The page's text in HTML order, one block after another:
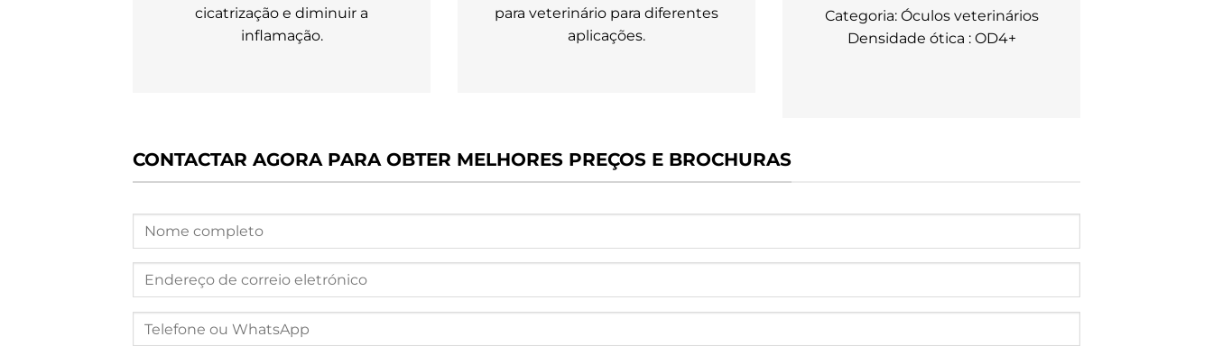
cicatrização e diminuir a
inflamação.
para veterinário para diferentes
aplicações.
Categoria: Óculos veterinários
Densidade ótica : OD4+
CONTACTAR AGORA PARA OBTER MELHORES PREÇOS E BROCHURAS